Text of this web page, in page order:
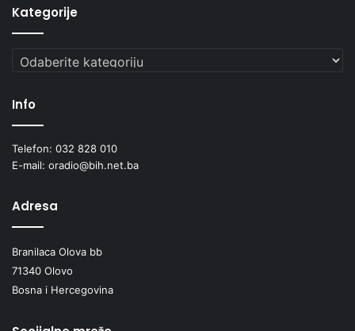
Kategorije
Kategorije
Info
Telefon: 032 828 010
E-mail: oradio@bih.net.ba
Adresa
Branilaca Olova bb
71340 Olovo
Bosna i Hercegovina